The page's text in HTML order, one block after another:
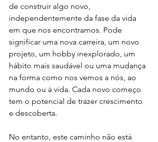
de construir algo novo,
independentemente da fase da vida
em que nos encontramos. Pode
significar uma nova carreira, um novo
projeto, um hobby inexplorado, um
hábito mais saudável ou uma mudança
na forma como nos vemos a nós, ao
mundo ou à vida. Cada novo começo
tem o potencial de trazer crescimento
e descoberta.
No entanto, este caminho não está